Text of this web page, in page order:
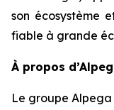
son écosystème
fiable à grande
À propos
Le groupe